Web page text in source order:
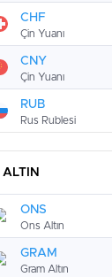
CHF
Çin Yuanı
CNY
Çin Yuanı
RUB
Rus Rublesi
ALTIN
ONS
Ons Altın
GRAM
Gram Altın